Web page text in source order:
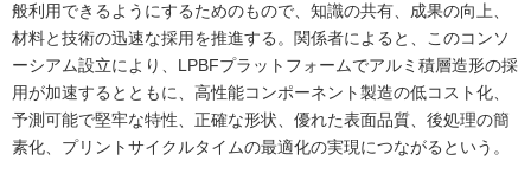
般利用できるようにするためのもので、知識の共有、成果の向上、
材料と技術の迅速な採用を推進する。関係者によると、このコンソ
ーシアム設立により、LPBFプラットフォームでアルミ積層造形の採
用が加速するとともに、高性能コンポーネント製造の低コスト化、
予測可能で堅牢な特性、正確な形状、優れた表面品質、後処理の簡
素化、プリントサイクルタイムの最適化の実現につながるという。